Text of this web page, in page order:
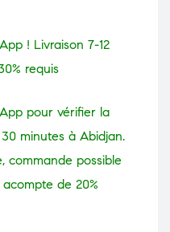
! Livraison 7-12
requis
pour vérifier la
minutes à Abidjan.
commande possible
de 20%